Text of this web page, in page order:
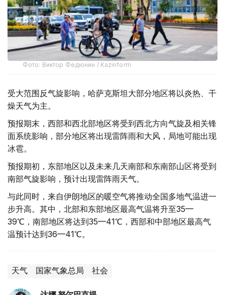
Фото: Виктор Федюнин / Kazinform
受大范围反气旋影响，哈萨克斯坦大部分地区将以炎热、干
燥天气为主。
预报期末，西部和西北部地区将受到西北方向气旋及相关锋
面系统影响，部分地区将出现雷阵雨和大风，局地可能出现
冰雹。
预报期初，东部地区以及未来几天南部和东南部山区将受到
南部气旋影响，预计出现雷阵雨天气。
与此同时，来自伊朗地区的暖空气将推动全国多地气温进一
步升高。其中，北部和东部地区最高气温将升至35—
39℃，南部地区将达到35—41℃，西部和中部地区最高气
温预计达到36—41℃。
天气 国家气象总局 社会